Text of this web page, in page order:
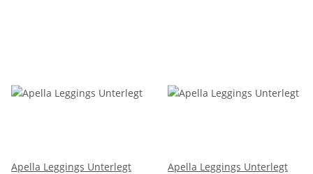
Apella Leggings Unterlegt
Apella Leggings Unterlegt